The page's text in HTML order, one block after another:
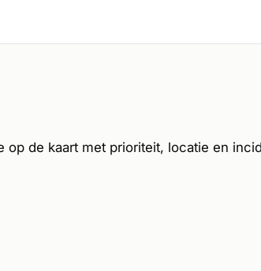
de kaart met prioriteit, locatie en